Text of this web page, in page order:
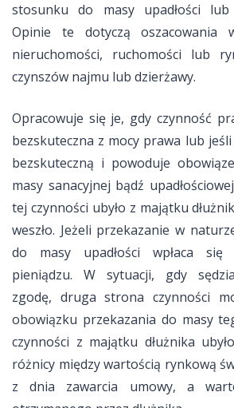
stosunku do masy upadłości lub
Opinie te dotyczą oszacowania
nieruchomości, ruchomości lub
czynszów najmu lub dzierżawy.
Opracowuje się je, gdy czynność
bezskuteczna z mocy prawa lub jeśli
bezskuteczną i powoduje
masy sanacyjnej bądź
tej czynności ubyło z majątku
weszło. Jeżeli przekazanie w
do masy upadłości wpłaca
pieniądzu. W sytuacji, gdy
zgodę, druga strona czynności
obowiązku przekazania do masy
czynności z majątku dłużnika
różnicy między wartością rynkową
z dnia zawarcia umowy, a